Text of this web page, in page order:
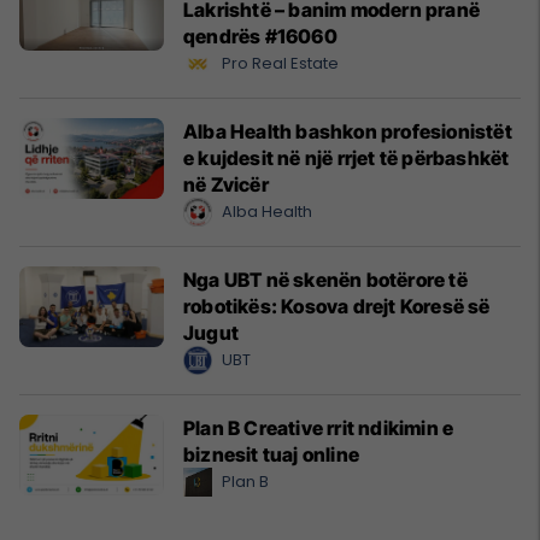
Lakrishtë – banim modern pranë
qendrës #16060
Pro Real Estate
Alba Health bashkon profesionistët
e kujdesit në një rrjet të përbashkët
në Zvicër
Alba Health
Nga UBT në skenën botërore të
robotikës: Kosova drejt Koresë së
Jugut
UBT
Plan B Creative rrit ndikimin e
biznesit tuaj online
Plan B